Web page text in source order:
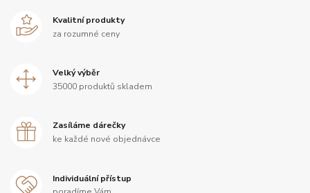
Kvalitní produkty
za rozumné ceny
Velký výběr
35000 produktů skladem
Zasíláme dárečky
ke každé nové objednávce
Individuální přístup